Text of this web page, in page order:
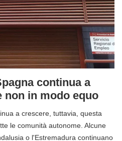
continua a
non in modo equo
a crescere, tuttavia, questa
le comunità autonome. Alcune
o l'Estremadura continuano